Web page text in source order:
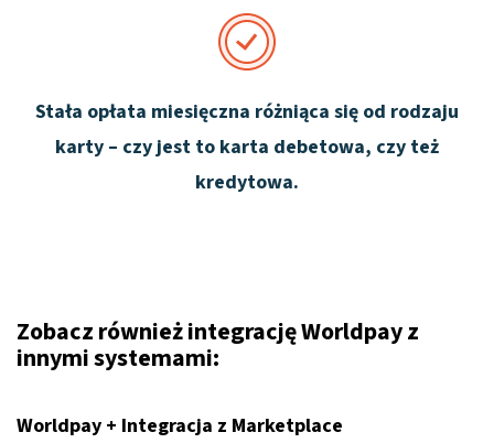
Stała opłata miesięczna różniąca się od rodzaju
karty – czy jest to karta debetowa, czy też
kredytowa.
Zobacz również integrację Worldpay z
innymi systemami:
Worldpay + Integracja z Marketplace